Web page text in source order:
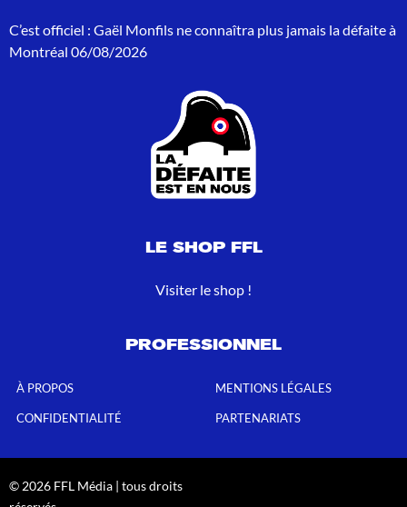
:
C’est officiel : Gaël Monfils ne connaîtra plus jamais la défaite à
Montréal 06/08/2026
LE SHOP FFL
Visiter le shop !
PROFESSIONNEL
À PROPOS
CONFIDENTIALITÉ
MENTIONS LÉGALES
PARTENARIATS
© 2026 FFL Média | tous droits